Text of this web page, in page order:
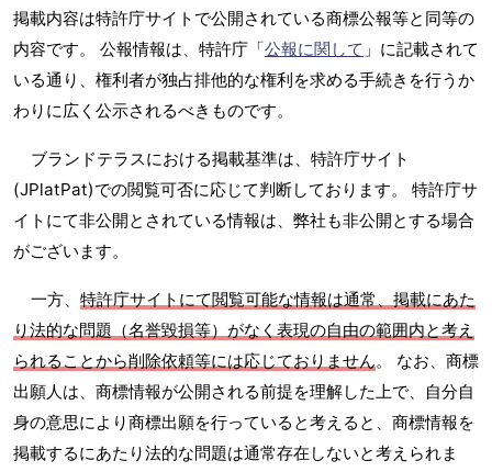
掲載内容は特許庁サイトで公開されている商標公報等と同等の
内容です。 公報情報は、特許庁「公報に関して 」に記載されて
いる通り、権利者が独占排他的な権利を求める手続きを行うか
わりに広く公示されるべきものです。
ブランドテラスにおける掲載基準は、特許庁サイト
(JPlatPat)での閲覧可否に応じて判断しております。 特許庁サ
イトにて非公開とされている情報は、弊社も非公開とする場合
がございます。
一方、 特許庁サイトにて閲覧可能な情報は通常、掲載にあた
り法的な問題（名誉毀損等）がなく表現の自由の範囲内と考え
られることから削除依頼等には応じておりません。 なお、商標
出願人は、商標情報が公開される前提を理解した上で、自分自
身の意思により商標出願を行っていると考えると、商標情報を
掲載するにあたり法的な問題は通常存在しないと考えられま